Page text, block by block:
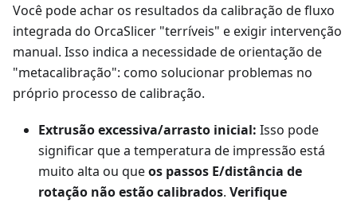
Você pode achar os resultados da calibração de fluxo
integrada do OrcaSlicer "terríveis" e exigir intervenção
manual. Isso indica a necessidade de orientação de
"metacalibração": como solucionar problemas no
próprio processo de calibração.
Extrusão excessiva/arrasto inicial: Isso pode
significar que a temperatura de impressão está
muito alta ou queos passos E/distância de
rotação não estão calibrados. Verifique